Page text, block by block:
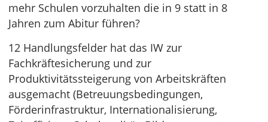
mehr Schulen vorzuhalten die in 9 statt in 8
Jahren zum Abitur führen?
12 Handlungsfelder hat das IW zur
Fachkräftesicherung und zur
Produktivitätssteigerung von Arbeitskräften
ausgemacht (Betreuungsbedingungen,
Förderinfrastruktur, Internationalisierung,